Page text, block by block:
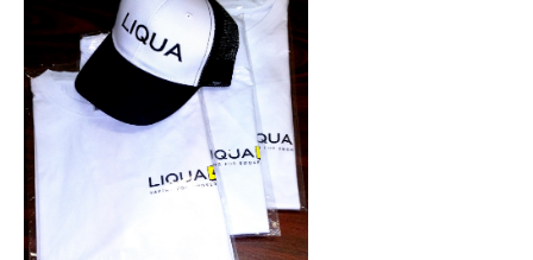
LIO
NANO
PRO
ELEKTRONICKÁ
CIGARETA
PASSION
FRUIT
16MG